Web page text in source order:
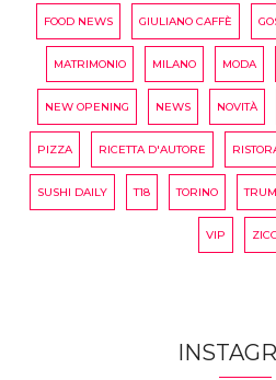
FOOD NEWS GIULIANO CAFFÈ
MATRIMONIO MILANO MODA
NEW OPENING NEWS NOVITÀ
PIZZA RICETTA D'AUTORE
SUSHI DAILY T18 TORINO
VIP